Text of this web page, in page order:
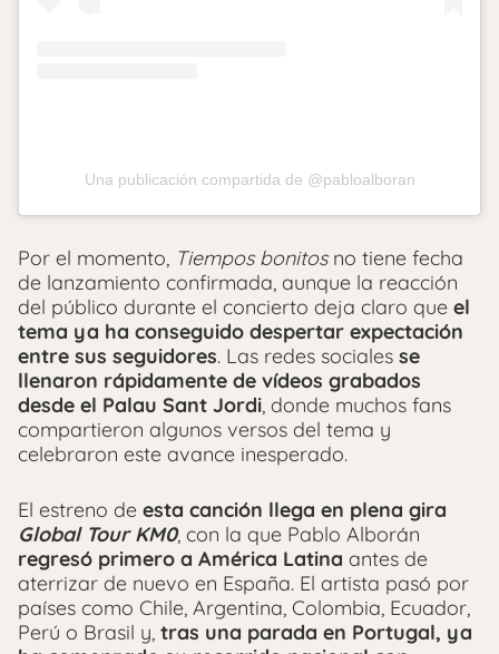
Una publicación compartida de @pabloalboran
Por el momento, Tiempos bonitosno tiene fecha
de lanzamiento confirmada, aunque la reacción
del público durante el concierto deja claro que el
tema ya ha conseguido despertar expectación
entre sus seguidores. Las redes sociales se
llenaron rápidamente de vídeos grabados
desde el Palau Sant Jordi, donde muchos fans
compartieron algunos versos del tema y
celebraron este avance inesperado.
El estreno de esta canción llega en plena gira
Global Tour KM0, con la que Pablo Alborán
regresó primero a América Latina antes de
aterrizar de nuevo en España. El artista pasó por
países como Chile, Argentina, Colombia, Ecuador,
Perú o Brasil y, tras una parada en Portugal, ya